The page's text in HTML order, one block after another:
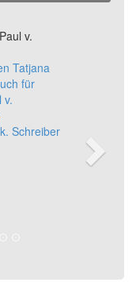
v.
Tatjana
für
v.
Schreiber